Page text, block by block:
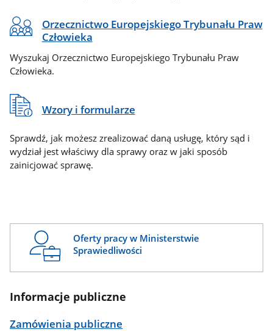
Orzecznictwo Europejskiego Trybunału Praw
Człowieka
Wyszukaj Orzecznictwo Europejskiego Trybunału Praw
Człowieka.
Wzory i formularze
Sprawdź, jak możesz zrealizować daną usługę, który sąd i
wydział jest właściwy dla sprawy oraz w jaki sposób
zainicjować sprawę.
Oferty pracy w Ministerstwie
Sprawiedliwości
Informacje publiczne
Zamówienia publiczne